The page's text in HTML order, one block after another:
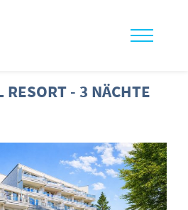
RESORT - 3 NÄCHTE